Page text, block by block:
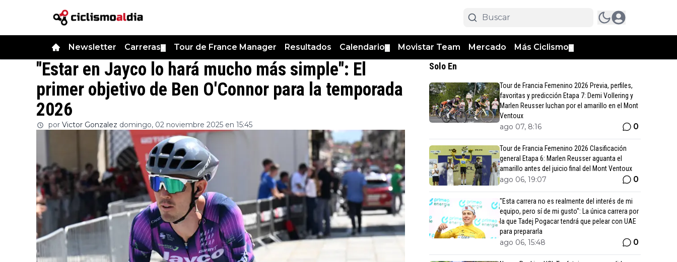
Newsletter Carreras Tour de France Manager Resultados Calendario Movistar Team Mercado Más Ciclismo
"Estar en Jayco lo hará mucho más simple": El
primer objetivo de Ben O'Connor para la temporada
2026
por Victor Gonzalez domingo, 02 noviembre 2025 en 15:45
Solo En
Tour de Francia Femenino 2026 Previa, perfiles,
favoritas y predicción Etapa 7: Demi Vollering y
Marlen Reusser luchan por el amarillo en el Mont
Ventoux
ago 07, 8:16 0
Tour de Francia Femenino 2026 Clasificación
general Etapa 6: Marlen Reusser aguanta el
amarillo antes del juicio final del Mont Ventoux
ago 06, 19:07 0
"Esta carrera no es realmente del interés de mi
equipo, pero sí de mi gusto": La única carrera por
la que Tadej Pogacar tendrá que pelear con UAE
para prepararla
ago 06, 15:48 0